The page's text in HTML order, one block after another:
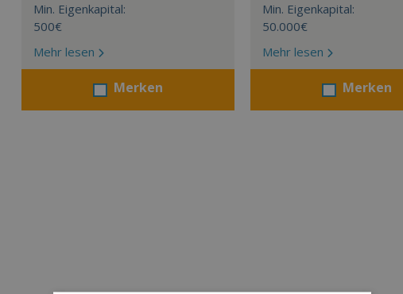
Min. Eigenkapital:
500€
Mehr lesen
Merken
Min. Eigenkapital:
50.000€
Mehr lesen
Merken